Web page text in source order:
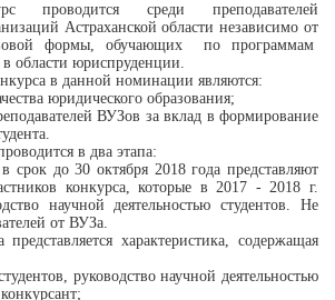
проводится среди преподавателей
Астраханской области независимо от
формы, обучающих
по программам
области юриспруденции.
в данной номинации являются:
юридического образования;
ВУЗов за вклад в формирование
в два этапа:
в срок до 30 октября 2018 года представляют
конкурса, которые в 2017 - 2018 г.
научной деятельностью студентов. Не
от ВУЗа.
представляется характеристика, содержащая
руководство научной деятельностью